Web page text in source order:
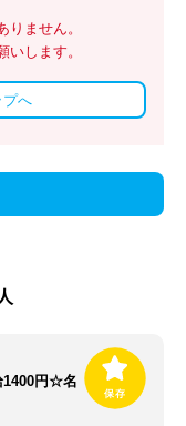
ません。
します。
プへ
1400円☆名